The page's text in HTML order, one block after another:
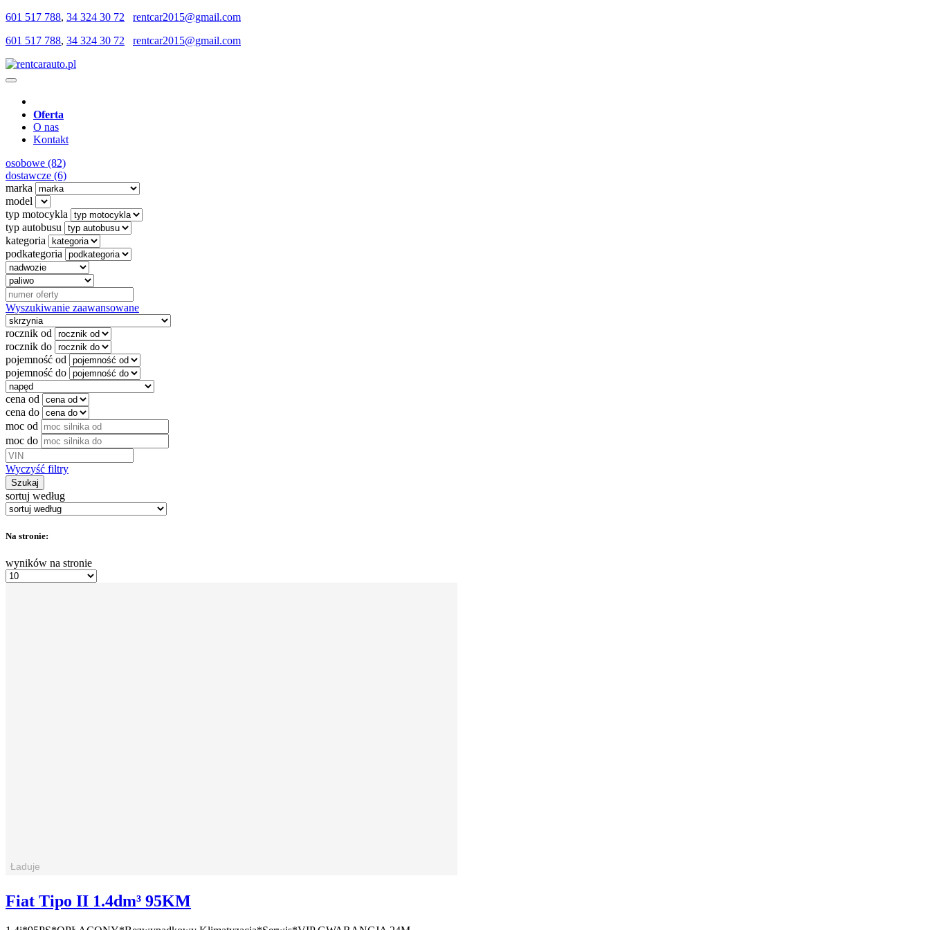
601 517 788, 34 324 30 72
rentcar2015@gmail.com
601 517 788, 34 324 30 72 rentcar2015@gmail.com
Oferta
O nas
Kontakt
osobowe (82)
dostawcze (6)
marka
model
typ motocykla
typ autobusu
kategoria
podkategoria
Wyszukiwanie zaawansowane
rocznik od
rocznik do
pojemność od
pojemność do
cena od
cena do
moc od
moc do
Wyczyść filtry
Szukaj
sortuj według
Na stronie:
wyników na stronie
Fiat Tipo II 1.4dm³ 95KM